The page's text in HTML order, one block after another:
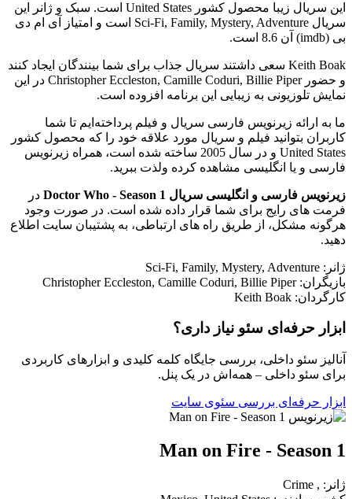
این سریال زیبا محصول کشور United States است. سبک و ژانر این
سریال Sci-Fi, Family, Mystery, Adventure است و امتیاز آی ام دی
بی (imdb) آن 8.6 است.
Keith Boak سعی داشتند سریال جذاب برای شما بینندگان ایجاد کنند
و حضور Christopher Eccleston, Camille Coduri, Billie Piper در این
نمایش تلوزیونی به زیبایی این برنامه افزوده است.
ما به ارائه زیرنویس فارسی سریال و فیلم پرداخته‌ایم تا شما
کاربران بتوانید فیلم و سریال مورد علاقه خود را که محصول کشور
United States و در سال 2005 ساخته شده است، همراه زیرنویس
فارسی و یا انگلیسی مشاهده کرده ولذت ببرید.
زیرنویس فارسی و انگلیسی سریال Doctor Who - Season 1
در
فرمت های رایج برای شما قرار داده شده است. در صورت وجود
هرگونه مشکل، از طریق راه های ارتباطی، به پشتیبان سایت اطلاع
دهید.
ژانر: Sci-Fi, Family, Mystery, Adventure
بازیگران: Christopher Eccleston, Camille Coduri, Billie Piper
کارگردان: Keith Boak
ابزار حرفه‌ای سئو نیاز داری؟
آنالیز سئو داخلی، بررسی جایگاه کلمه کلیدی و ابزارهای کاربردی
برای سئو داخلی – همه‌اش در یک پنل.
ابزار حرفه‌ای بررسی سئوی سایت
Man on Fire - Season 1
ژانر: , Crime